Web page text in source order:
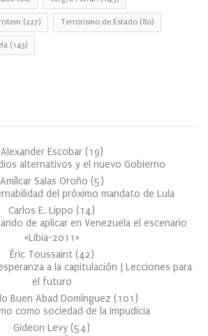
(227) Terrorismo de Estado (80)
(143)
Alexander Escobar (19)
alternativos y el nuevo Gobierno
Amílcar Salas Oroño (5)
del próximo mandato de Lula
Carlos E. Lippo (14)
de aplicar en Venezuela el escenario
«Libia-2011»
Éric Toussaint (42)
a la capitulación | Lecciones para
el futuro
Buen Abad Domínguez (101 )
como sociedad de la Impudicia
Gideon Levy (54)